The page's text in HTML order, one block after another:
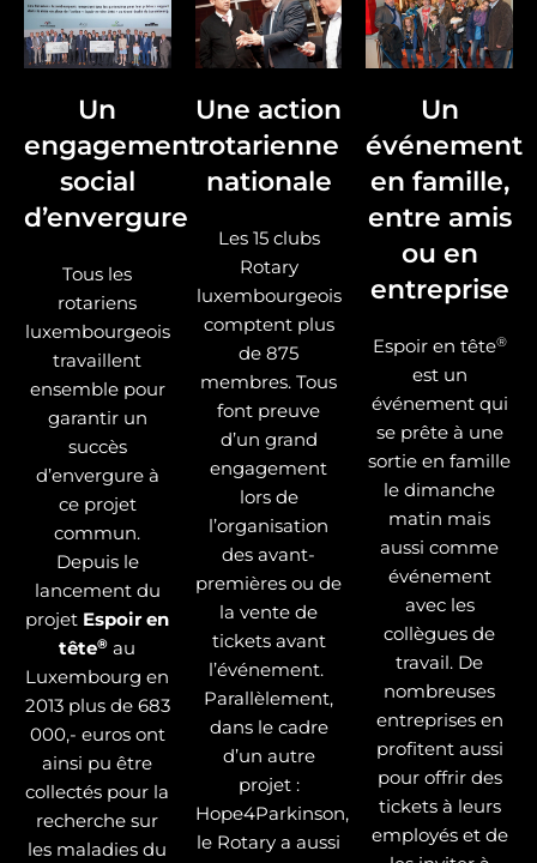
Un
engagement
social
d’envergure
Tous les
rotariens
luxembourgeois
travaillent
ensemble pour
garantir un
succès
d’envergure à
ce projet
commun.
Depuis le
lancement du
projet Espoir en
tête® au
Luxembourg en
2013 plus de 683
000,- euros ont
ainsi pu être
collectés pour la
recherche sur
les maladies du
Une action
rotarienne
nationale
Les 15 clubs
Rotary
luxembourgeois
comptent plus
de 875
membres. Tous
font preuve
d’un grand
engagement
lors de
l’organisation
des avant-
premières ou de
la vente de
tickets avant
l’événement.
Parallèlement,
dans le cadre
d’un autre
projet :
Hope4Parkinson,
le Rotary a aussi
Un
événement
en famille,
entre amis
ou en
entreprise
Espoir en tête®
est un
événement qui
se prête à une
sortie en famille
le dimanche
matin mais
aussi comme
événement
avec les
collègues de
travail. De
nombreuses
entreprises en
profitent aussi
pour offrir des
tickets à leurs
employés et de